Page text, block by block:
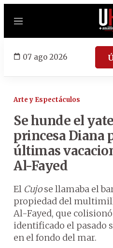
Menú
07 ago 2026
Arte y Espectáculos
Se hunde el
princesa Diana
últimas
Al-Fayed
El Cujose llamaba el
propiedad del
Al-Fayed, que
identificado el pasado
en el fondo del mar.